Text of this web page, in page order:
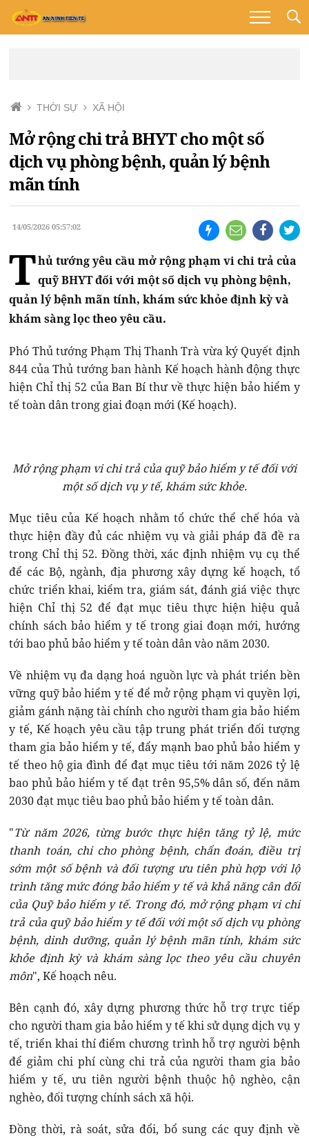
THỜI SỰ XÃ HỘI
Mở rộng chi trả BHYT cho một số
dịch vụ phòng bệnh, quản lý bệnh
mãn tính
14/05/2026 05:57:02
Thủ tướng yêu cầu mở rộng phạm vi chi trả của
quỹ BHYT đối với một số dịch vụ phòng bệnh,
quản lý bệnh mãn tính, khám sức khỏe định kỳ và
khám sàng lọc theo yêu cầu.
Phó Thủ tướng Phạm Thị Thanh Trà vừa ký Quyết định
844 của Thủ tướng ban hành Kế hoạch hành động thực
hiện Chỉ thị 52 của Ban Bí thư về thực hiện bảo hiểm y
tế toàn dân trong giai đoạn mới (Kế hoạch).
Mở rộng phạm vi chi trả của quỹ bảo hiểm y tế đối với
một số dịch vụ y tế, khám sức khỏe.
Mục tiêu của Kế hoạch nhằm tổ chức thể chế hóa và
thực hiện đầy đủ các nhiệm vụ và giải pháp đã đề ra
trong Chỉ thị 52. Đồng thời, xác định nhiệm vụ cụ thể
để các Bộ, ngành, địa phương xây dựng kế hoạch, tổ
chức triển khai, kiểm tra, giám sát, đánh giá việc thực
hiện Chỉ thị 52 để đạt mục tiêu thực hiện hiệu quả
chính sách bảo hiểm y tế trong giai đoạn mới, hướng
tới bao phủ bảo hiểm y tế toàn dân vào năm 2030.
Về nhiệm vụ đa dạng hoá nguồn lực và phát triển bền
vững quỹ bảo hiểm y tế để mở rộng phạm vi quyền lợi,
giảm gánh nặng tài chính cho người tham gia bảo hiểm
y tế, Kế hoạch yêu cầu tập trung phát triển đối tượng
tham gia bảo hiểm y tế, đẩy mạnh bao phủ bảo hiểm y
tế theo hộ gia đình để đạt mục tiêu tới năm 2026 tỷ lệ
bao phủ bảo hiểm y tế đạt trên 95,5% dân số, đến năm
2030 đạt mục tiêu bao phủ bảo hiểm y tế toàn dân.
"Từ năm 2026, từng bước thực hiện tăng tỷ lệ, mức
thanh toán, chi cho phòng bệnh, chẩn đoán, điều trị
sớm một số bệnh và đối tượng ưu tiên phù hợp với lộ
trình tăng mức đóng bảo hiểm y tế và khả năng cân đối
của Quỹ bảo hiểm y tế. Trong đó, mở rộng phạm vi chi
trả của quỹ bảo hiểm y tế đối với một số dịch vụ phòng
bệnh, dinh dưỡng, quản lý bệnh mãn tính, khám sức
khỏe định kỳ và khám sàng lọc theo yêu cầu chuyên
môn", Kế hoạch nêu.
Bên cạnh đó, xây dựng phương thức hỗ trợ trực tiếp
cho người tham gia bảo hiểm y tế khi sử dụng dịch vụ y
tế, triển khai thí điểm chương trình hỗ trợ người bệnh
để giảm chi phí cùng chi trả của người tham gia bảo
hiểm y tế, ưu tiên người bệnh thuộc hộ nghèo, cận
nghèo, đối tượng chính sách xã hội.
Đồng thời, rà soát, sửa đổi, bổ sung các quy định về